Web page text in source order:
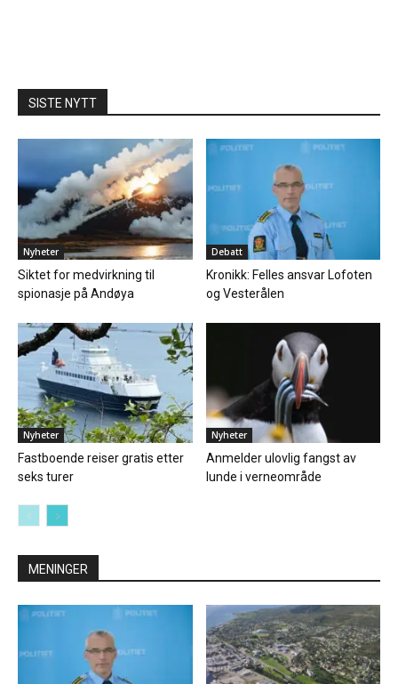
SISTE NYTT
Nyheter
Siktet for medvirkning til
spionasje på Andøya
Debatt
Kronikk: Felles ansvar Lofoten
og Vesterålen
Nyheter
Fastboende reiser gratis etter
seks turer
Nyheter
Anmelder ulovlig fangst av
lunde i verneområde
MENINGER